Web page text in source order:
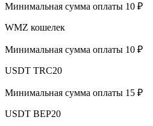
Минимальная сумма оплаты 10 ₽
WMZ кошелек
Минимальная сумма оплаты 10 ₽
USDT TRC20
Минимальная сумма оплаты 15 ₽
USDT BEP20